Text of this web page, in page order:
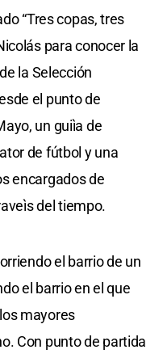
“Tres copas, tres
para conocer la
la Selección
el punto de
un guiìa de
de fútbol y una
encargados de
del tiempo.
el barrio de un
el barrio en el que
mayores
Con punto de partida